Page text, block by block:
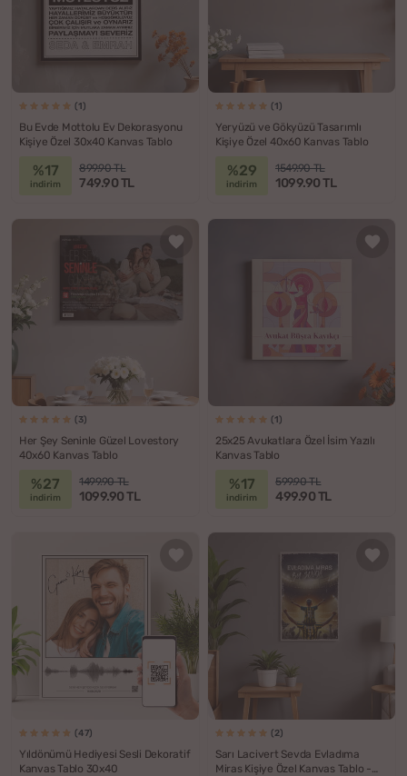
(1)
Bu Evde Mottolu Ev Dekorasyonu
Kişiye Özel 30x40 Kanvas Tablo
%17
indirim
899.90 TL
749.90 TL
(1)
Yeryüzü ve Gökyüzü Tasarımlı
Kişiye Özel 40x60 Kanvas Tablo
%29
indirim
1549.90 TL
1099.90 TL
(3)
Her Şey Seninle Güzel Lovestory
40x60 Kanvas Tablo
%27
indirim
1499.90 TL
1099.90 TL
(1)
25x25 Avukatlara Özel İsim Yazılı
Kanvas Tablo
%17
indirim
599.90 TL
499.90 TL
(47)
Yıldönümü Hediyesi Sesli Dekoratif
Kanvas Tablo 30x40
(2)
Sarı Lacivert Sevda Evladıma
Miras Kişiye Özel Kanvas Tablo -